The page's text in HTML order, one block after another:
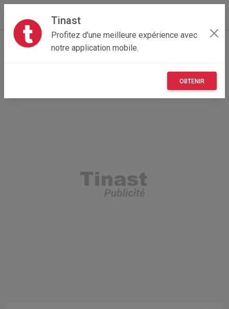
Tinast
Profitez d'une meilleure expérience avec
notre application mobile.
OBTENIR
Accueil Loisirs Centre-Val de Loire